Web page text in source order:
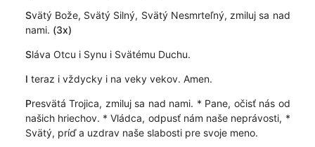
Svätý Bože, Svätý Silný, Svätý Nesmrteľný, zmiluj sa nad
nami. (3x)
Sláva Otcu i Synu i Svätému Duchu.
I teraz i vždycky i na veky vekov. Amen.
Presvätá Trojica, zmiluj sa nad nami. * Pane, očisť nás od
našich hriechov. * Vládca, odpusť nám naše neprávosti, *
Svätý, príď a uzdrav naše slabosti pre svoje meno.